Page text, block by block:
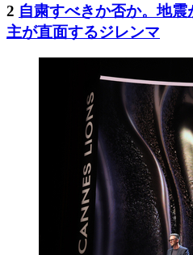
2 自粛すべきか否か。地
主が直面するジレンマ